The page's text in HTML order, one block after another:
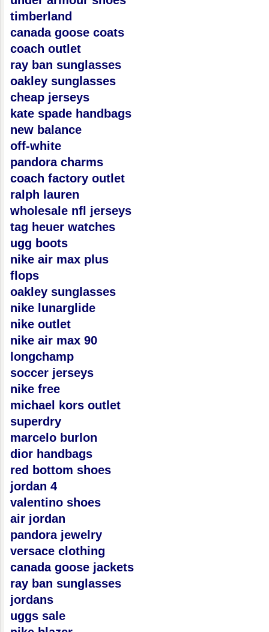
timberland
canada goose coats
coach outlet
ray ban sunglasses
oakley sunglasses
cheap jerseys
kate spade handbags
new balance
off-white
pandora charms
coach factory outlet
ralph lauren
wholesale nfl jerseys
tag heuer watches
ugg boots
nike air max plus
flops
oakley sunglasses
nike lunarglide
nike outlet
nike air max 90
longchamp
soccer jerseys
nike free
michael kors outlet
superdry
marcelo burlon
dior handbags
red bottom shoes
jordan 4
valentino shoes
air jordan
pandora jewelry
versace clothing
canada goose jackets
ray ban sunglasses
jordans
uggs sale